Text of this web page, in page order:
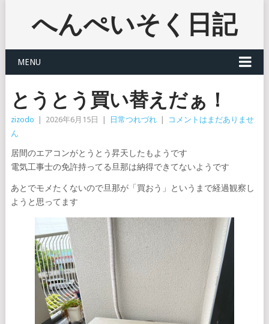
へんぺいそく日記
MENU
とうとう買い替えだぁ！
zizodo 2026年6月15日 日常つれづれ
コメントはまだありませ
ん
居間のエアコンがとうとう昇天したもようです
電気工事士の免許持ってる旦那は納得できてないようです
あとでモメたくないので旦那が「買おう」というまで経過観察し
ようと思ってます